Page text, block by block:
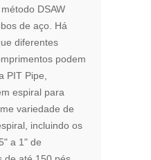
DSAW
de aço. Há
diferentes
podem
PIT Pipe,
espiral para
variedade de
incluindo os
a 1" de